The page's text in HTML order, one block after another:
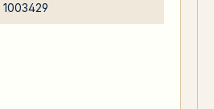
1003429